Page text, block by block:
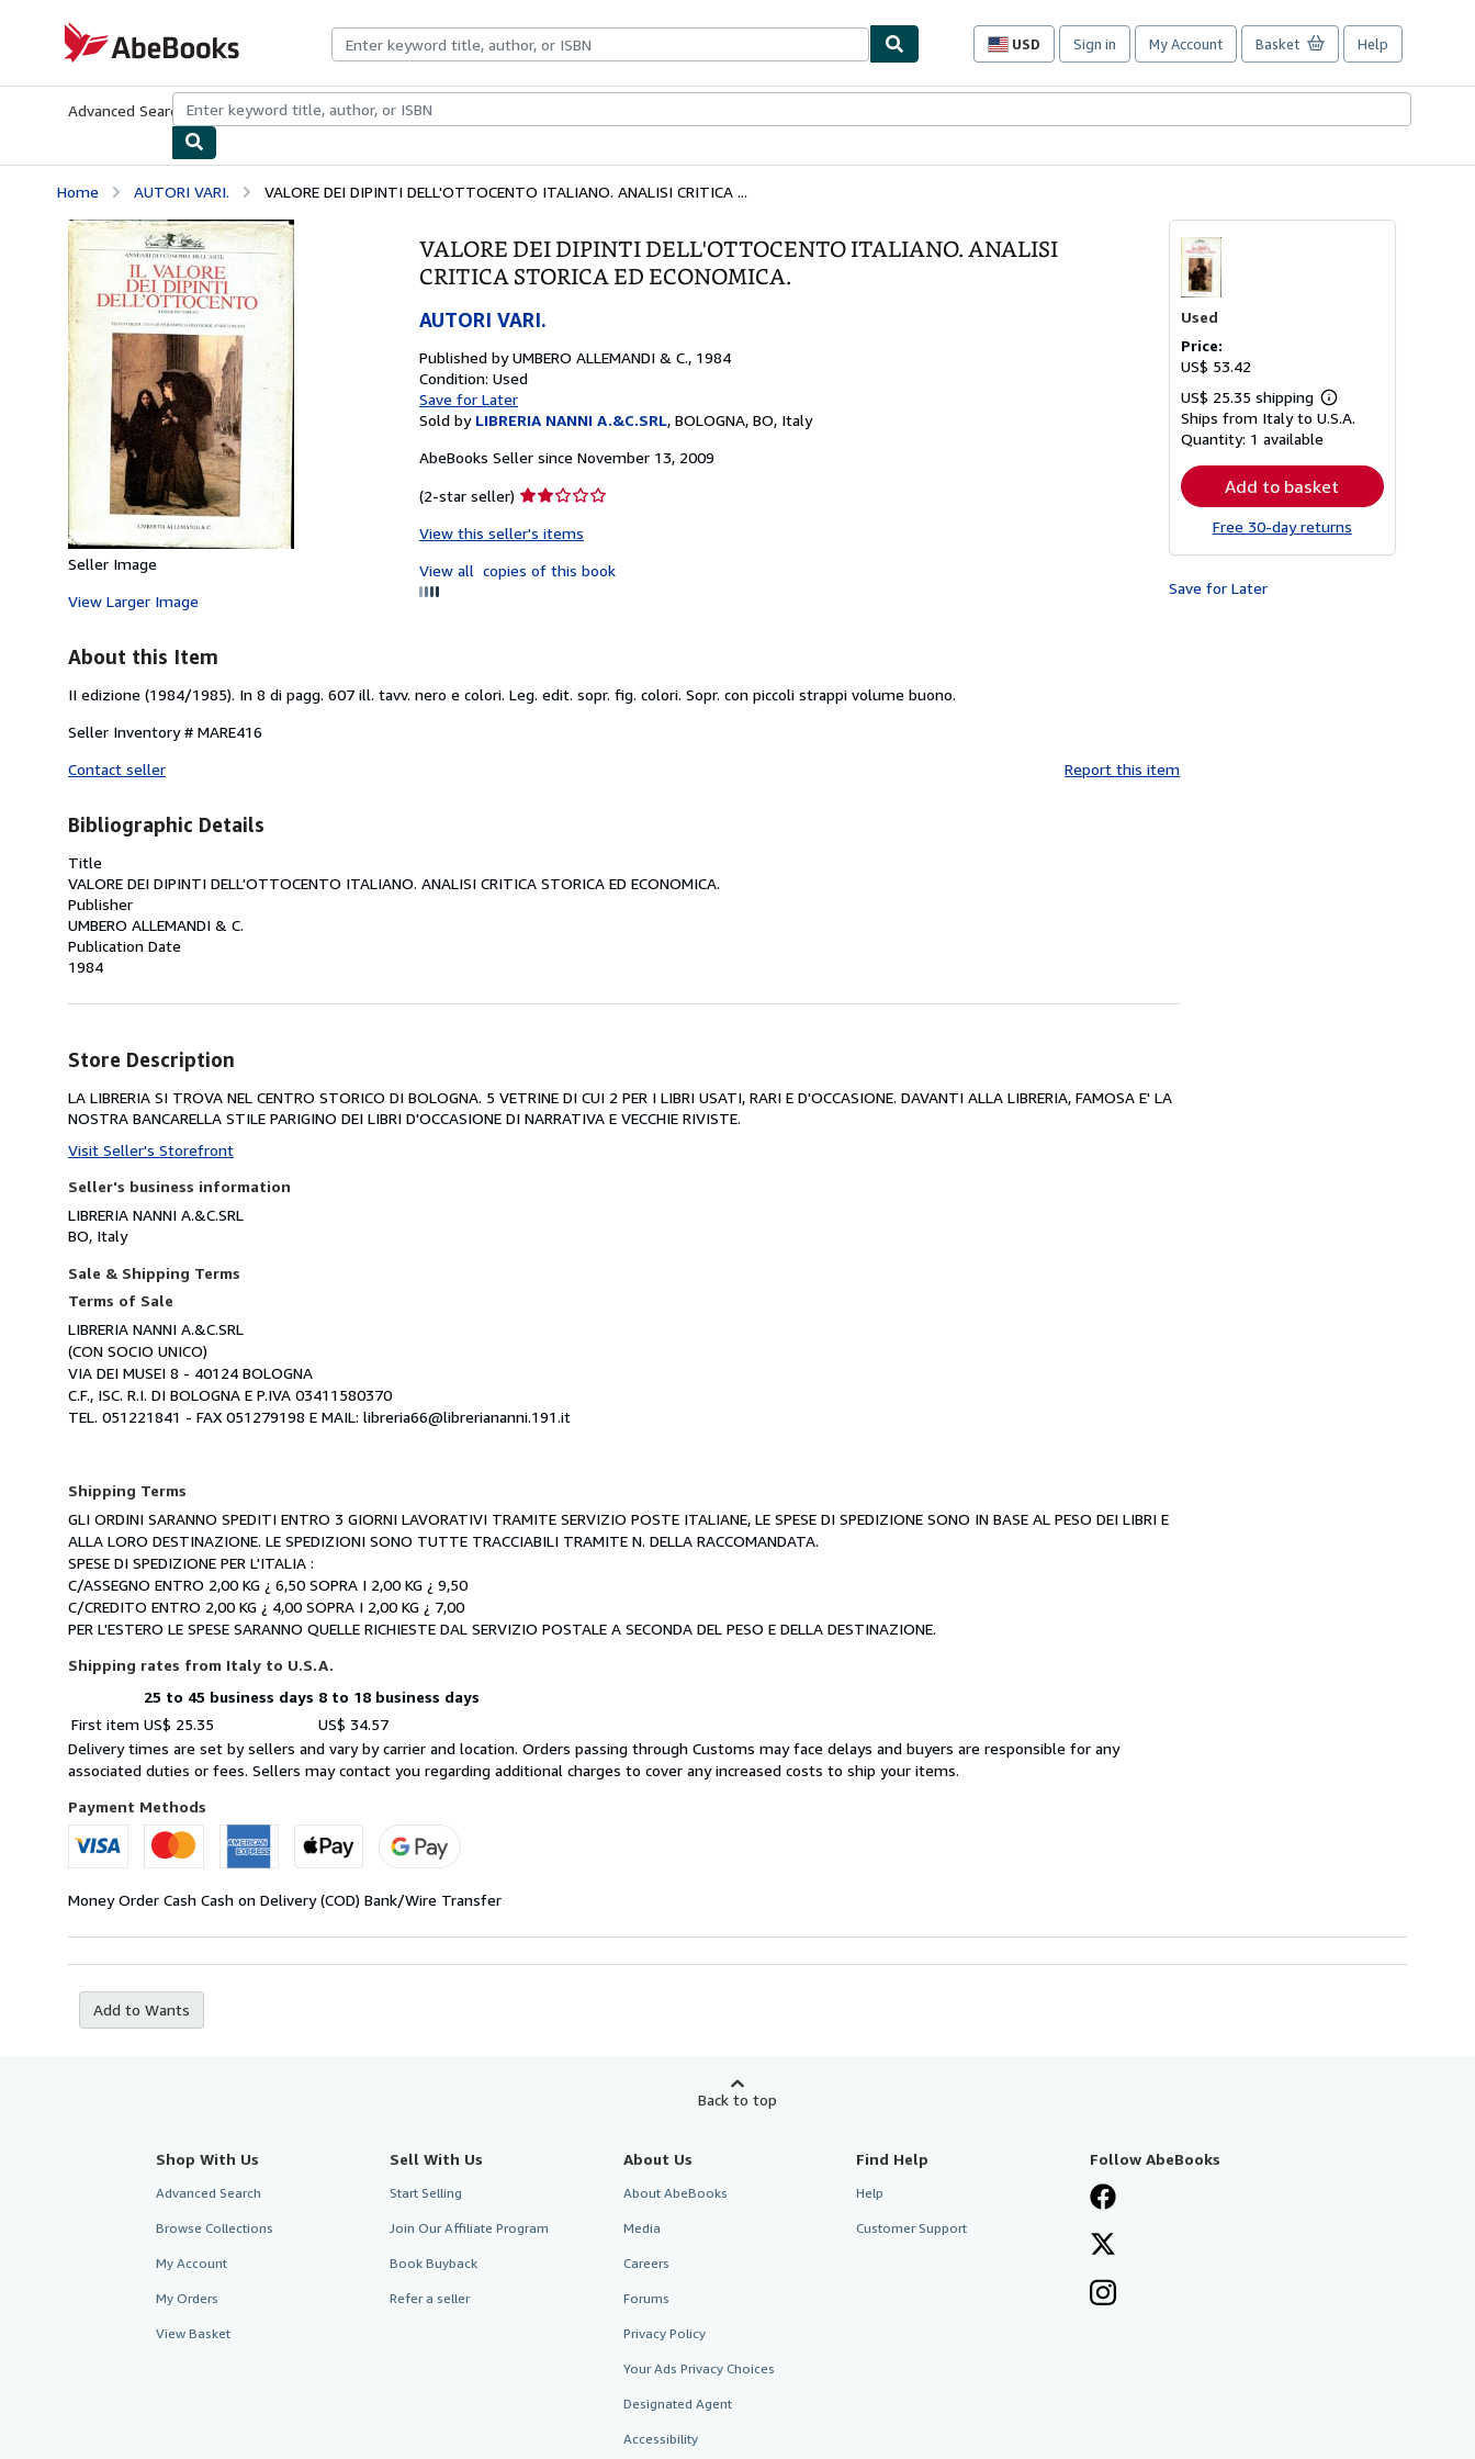
AbeBooks.com
USD
Site
preferences
Sign in My Account Basket Help
Advanced Search Browse CollectionsRare BooksArt & Collectibles
Home AUTORI VARI. VALORE DEI DIPINTI DELL'OTTOCENTO ITALIANO. ANALISI CRITICA ...
Seller Image
View Larger Image
VALORE DEI DIPINTI DELL'OTTOCENTO ITALIANO. ANALISI
CRITICA STORICA ED ECONOMICA.
AUTORI VARI.
Published byUMBERO ALLEMANDI & C., 1984
Condition: Used
Save for Later
Sold by LIBRERIA NANNI A.&C.SRL, BOLOGNA, BO, Italy
AbeBooks Seller since November 13, 2009
(2-star seller) Seller
2
of
View this seller's items
View all copies of this book
Used
Price:
US$ 53.42
US$ 25.35 shipping
Learn
more
rates
Ships from Italy to U.S.A.
Quantity: 1 available
Add to basket
Free 30-day returns
Save for Later
About this Item
II edizione (1984/1985). In 8 di pagg. 607 ill. tavv. nero e colori. Leg. edit. sopr. fig. colori. Sopr. con piccoli strappi volume buono.
Seller Inventory # MARE416
Contact seller
Report this item
Bibliographic Details
Title
VALORE DEI DIPINTI DELL'OTTOCENTO ITALIANO. ANALISI CRITICA STORICA ED ECONOMICA.
Publisher
UMBERO ALLEMANDI & C.
Publication Date
1984
Store Description
LA LIBRERIA SI TROVA NEL CENTRO STORICO DI BOLOGNA. 5 VETRINE DI CUI 2 PER I LIBRI USATI, RARI E D'OCCASIONE. DAVANTI ALLA LIBRERIA, FAMOSA E' LA
NOSTRA BANCARELLA STILE PARIGINO DEI LIBRI D'OCCASIONE DI NARRATIVA E VECCHIE RIVISTE.
Visit Seller's Storefront
Seller's business information
LIBRERIA NANNI A.&C.SRL
BO, Italy
Sale & Shipping Terms
Terms of Sale
LIBRERIA NANNI A.&C.SRL
(CON SOCIO UNICO)
VIA DEI MUSEI 8 - 40124 BOLOGNA
C.F., ISC. R.I. DI BOLOGNA E P.IVA 03411580370
TEL. 051221841 - FAX 051279198 E MAIL: libreria66@libreriananni.191.it
Shipping Terms
GLI ORDINI SARANNO SPEDITI ENTRO 3 GIORNI LAVORATIVI TRAMITE SERVIZIO POSTE ITALIANE, LE SPESE DI SPEDIZIONE SONO IN BASE AL PESO DEI LIBRI E
ALLA LORO DESTINAZIONE. LE SPEDIZIONI SONO TUTTE TRACCIABILI TRAMITE N. DELLA RACCOMANDATA.
SPESE DI SPEDIZIONE PER L'ITALIA :
C/ASSEGNO ENTRO 2,00 KG ¿ 6,50 SOPRA I 2,00 KG ¿ 9,50
C/CREDITO ENTRO 2,00 KG ¿ 4,00 SOPRA I 2,00 KG ¿ 7,00
PER L'ESTERO LE SPESE SARANNO QUELLE RICHIESTE DAL SERVIZIO POSTALE A SECONDA DEL PESO E DELLA DESTINAZIONE.
Shipping rates from Italy to U.S.A.
Shipping
rates
Italy
to
quantity
25 to 45 business days 8 to 18 business days
First item US$ 25.35
US$ 34.57
Delivery times are set by sellers and vary by carrier and location. Orders passing through Customs may face delays and buyers are responsible for any
associated duties or fees. Sellers may contact you regarding additional charges to cover any increased costs to ship your items.
Payment Methods
Money Order Cash Cash on Delivery (COD) Bank/Wire Transfer
Add to Wants
Back to top
Shop With Us
Advanced Search
Browse Collections
My Account
My Orders
View Basket
Sell With Us
Start Selling
Join Our Affiliate Program
Book Buyback
Refer a seller
About Us
About AbeBooks
Media
Careers
Forums
Privacy Policy
Your Ads Privacy Choices
Designated Agent
Accessibility
Find Help
Help
Customer Support
Follow AbeBooks